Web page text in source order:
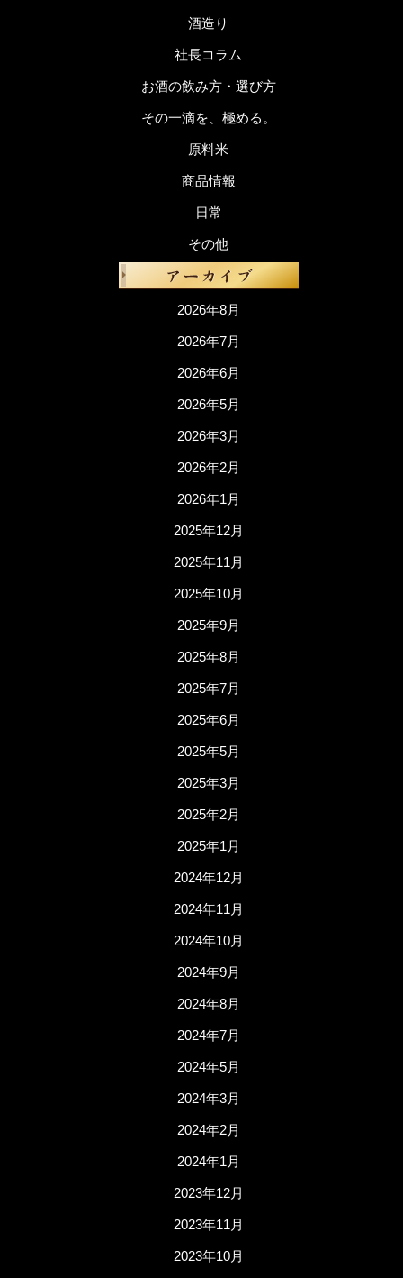
酒造り
社長コラム
お酒の飲み方・選び方
その一滴を、極める。
原料米
商品情報
日常
その他
2026年8月
2026年7月
2026年6月
2026年5月
2026年3月
2026年2月
2026年1月
2025年12月
2025年11月
2025年10月
2025年9月
2025年8月
2025年7月
2025年6月
2025年5月
2025年3月
2025年2月
2025年1月
2024年12月
2024年11月
2024年10月
2024年9月
2024年8月
2024年7月
2024年5月
2024年3月
2024年2月
2024年1月
2023年12月
2023年11月
2023年10月